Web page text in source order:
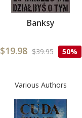
Banksy
$19.98 $39.95 50%
Various Authors